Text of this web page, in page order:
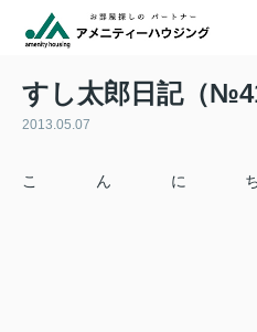
すし太郎日記（
2013.05.07
こんに